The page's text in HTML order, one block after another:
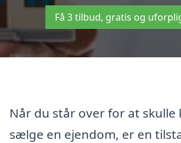
Få 3 tilbud, gratis og
Når du står over for at skulle
sælge en ejendom, er en